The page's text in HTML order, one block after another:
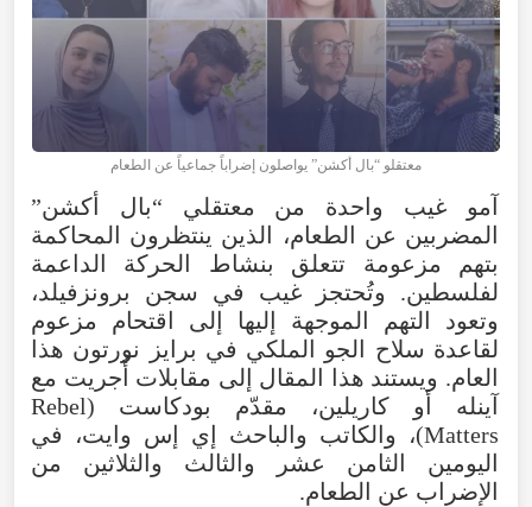
معتقلو “بال أكشن” يواصلون إضراباً جماعياً عن الطعام
آمو غيب واحدة من معتقلي “بال أكشن”
المضربين عن الطعام، الذين ينتظرون المحاكمة
بتهم مزعومة تتعلق بنشاط الحركة الداعمة
لفلسطين. وتُحتجز غيب في سجن برونزفيلد،
وتعود التهم الموجهة إليها إلى اقتحام مزعوم
لقاعدة سلاح الجو الملكي في برايز نورتون هذا
العام. ويستند هذا المقال إلى مقابلات أُجريت مع
آينله أو كاريلين، مقدّم بودكاست (Rebel
Matters)، والكاتب والباحث إي إس وايت، في
اليومين الثامن عشر والثالث والثلاثين من
الإضراب عن الطعام.